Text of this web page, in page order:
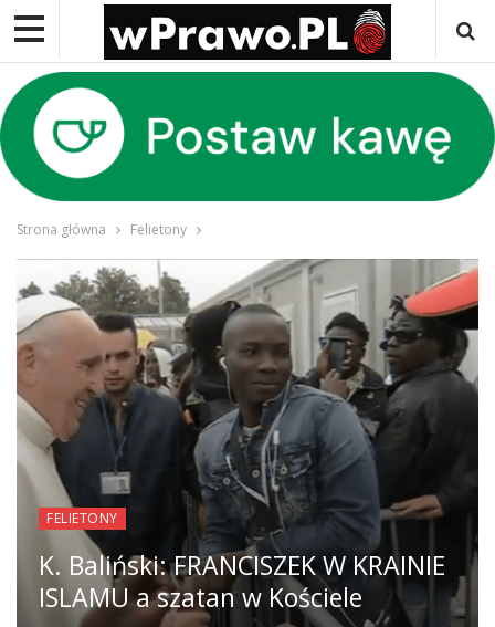
Strona główna Felietony
FELIETONY
K. Baliński: FRANCISZEK W KRAINIE
ISLAMU a szatan w Kościele